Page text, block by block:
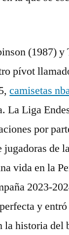
(1987)
pívot
camisetas
La Liga
por
de
vida en la
2023-
y
la historia del